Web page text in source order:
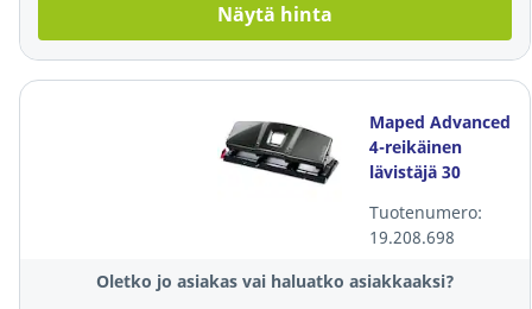
Näytä hinta
Maped Advanced
4-reikäinen
lävistäjä 30
ruskeanharmaa
Tuotenumero:
19.208.698
Oletko jo asiakas vai haluatko asiakkaaksi?